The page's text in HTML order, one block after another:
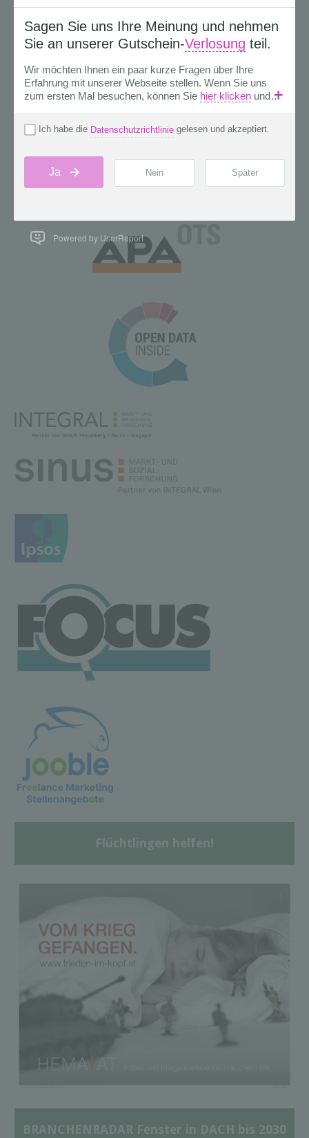
Flüchtlingen helfen!
BRANCHENRADAR Fenster in DACH bis 2030
Powered by UserReport